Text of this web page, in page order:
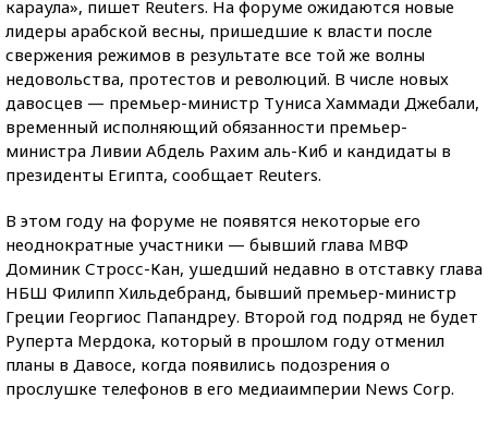
караула», пишет Reuters. На форуме ожидаются новые
лидеры арабской весны, пришедшие к власти после
свержения режимов в результате все той же волны
недовольства, протестов и революций. В числе новых
давосцев — премьер-министр Туниса Хаммади Джебали,
временный исполняющий обязанности премьер-
министра Ливии Абдель Рахим аль-Киб и кандидаты в
президенты Египта, сообщает Reuters.
В этом году на форуме не появятся некоторые его
неоднократные участники — бывший глава МВФ
Доминик Стросс-Кан, ушедший недавно в отставку глава
НБШ Филипп Хильдебранд, бывший премьер-министр
Греции Георгиос Папандреу. Второй год подряд не будет
Руперта Мердока, который в прошлом году отменил
планы в Давосе, когда появились подозрения о
прослушке телефонов в его медиаимперии News Corp.